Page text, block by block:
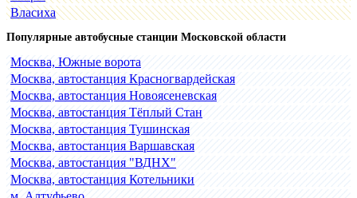
Власиха
Популярные автобусные станции Московской области
Москва, Южные ворота
Москва, автостанция Красногвардейская
Москва, автостанция Новоясеневская
Москва, автостанция Тёплый Стан
Москва, автостанция Тушинская
Москва, автостанция Варшавская
Москва, автостанция "ВДНХ"
Москва, автостанция Котельники